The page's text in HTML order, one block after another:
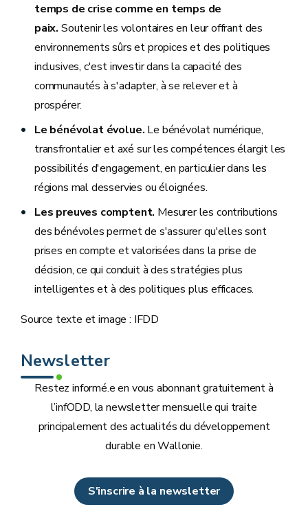
temps de crise comme en temps de
paix. Soutenir les volontaires en leur offrant des
environnements sûrs et propices et des politiques
inclusives, c'est investir dans la capacité des
communautés à s'adapter, à se relever et à
prospérer.
Le bénévolat évolue. Le bénévolat numérique,
transfrontalier et axé sur les compétences élargit les
possibilités d'engagement, en particulier dans les
régions mal desservies ou éloignées.
Les preuves comptent. Mesurer les contributions
des bénévoles permet de s'assurer qu'elles sont
prises en compte et valorisées dans la prise de
décision, ce qui conduit à des stratégies plus
intelligentes et à des politiques plus efficaces.
Source texte et image : IFDD
Newsletter
Restez informé.e en vous abonnant gratuitement à
l’infODD, la newsletter mensuelle qui traite
principalement des actualités du développement
durable en Wallonie.
S'inscrire à la newsletter